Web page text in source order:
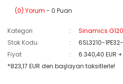
(0) Yorum - 0 Puan
Kategori
Sinamics
Stok Kodu
6SL3210-
Fiyat
6.340,40 EUR +
*823,17 EUR den başlayan taksitlerle!